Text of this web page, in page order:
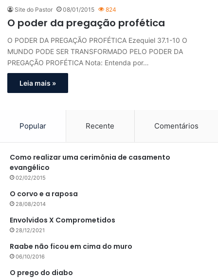
Site do Pastor 08/01/2015 824
O poder da pregação profética
O PODER DA PREGAÇÃO PROFÉTICA Ezequiel 37.1-10 O
MUNDO PODE SER TRANSFORMADO PELO PODER DA
PREGAÇÃO PROFÉTICA Nota: Entenda por…
Leia mais »
Popular Recente Comentários
Como realizar uma cerimônia de casamento
evangélico
02/02/2015
O corvo e a raposa
28/08/2014
Envolvidos X Comprometidos
28/12/2021
Raabe não ficou em cima do muro
06/10/2016
O prego do diabo